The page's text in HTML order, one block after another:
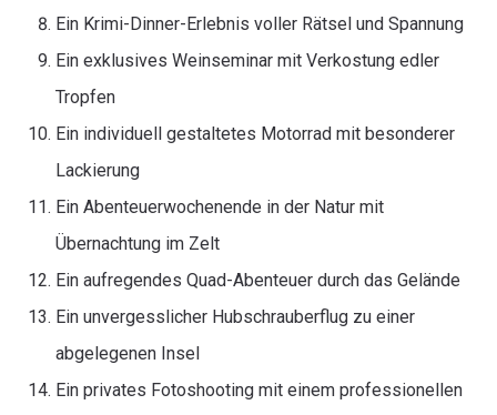
Ein Krimi-Dinner-Erlebnis voller Rätsel und Spannung
Ein exklusives Weinseminar mit Verkostung edler
Tropfen
Ein individuell gestaltetes Motorrad mit besonderer
Lackierung
Ein Abenteuerwochenende in der Natur mit
Übernachtung im Zelt
Ein aufregendes Quad-Abenteuer durch das Gelände
Ein unvergesslicher Hubschrauberflug zu einer
abgelegenen Insel
Ein privates Fotoshooting mit einem professionellen